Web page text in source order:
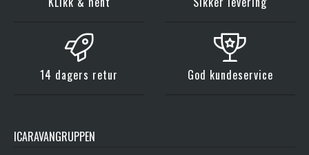
14 dagers retur God kundeservice
ICARAVANGRUPPEN